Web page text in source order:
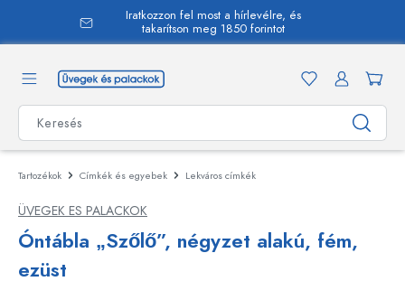
Iratkozzon fel most a hírlevélre, és
takarítson meg 1850 forintot
Tartozékok Címkék és egyebek Lekváros címkék
ÜVEGEK ES PALACKOK
Óntábla „Szőlő”, négyzet alakú, fém,
ezüst